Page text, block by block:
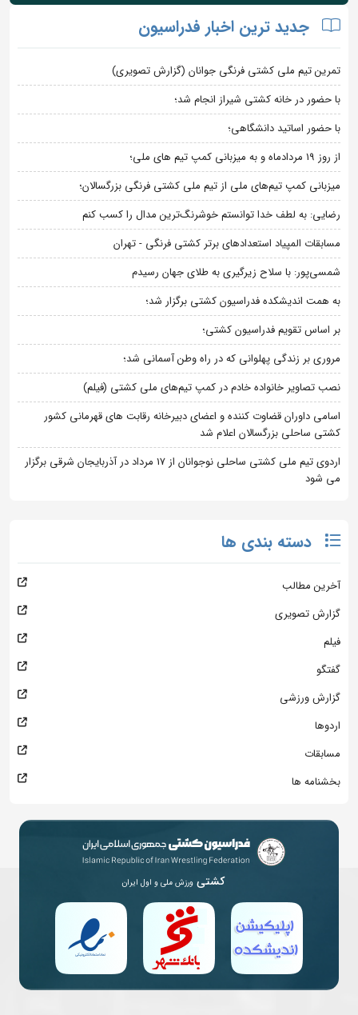
جدید ترین اخبار فدراسیون
تمرین تیم ملی کشتی فرنگی جوانان (گزارش تصویری)
با حضور در خانه کشتی شیراز انجام شد؛
با حضور اساتید دانشگاهی؛
از روز 19 مردادماه و به میزبانی کمپ تیم های ملی؛
میزبانی کمپ تیم‌های ملی از تیم ملی کشتی فرنگی بزرگسالان؛
رضایی: به لطف خدا توانستم خوشرنگ‌ترین مدال را کسب کنم
مسابقات المپیاد استعدادهای برتر کشتی فرنگی - تهران
شمسی‌پور: با سلاح زیرگیری به طلای جهان رسیدم
به همت اندیشکده فدراسیون کشتی برگزار شد؛
بر اساس تقویم فدراسیون کشتی؛
مروری بر زندگی پهلوانی که در راه وطن آسمانی شد؛
نصب تصاویر خانواده خادم در کمپ تیم‌های ملی کشتی (فیلم)
اسامی داوران قضاوت کننده و اعضای دبیرخانه رقابت های قهرمانی کشور
کشتی ساحلی بزرگسالان اعلام شد
اردوی تیم ملی کشتی ساحلی نوجوانان از 17 مرداد در آذربایجان شرقی برگزار
می شود
دسته بندی ها
آخرین مطالب
گزارش تصویری
فیلم
گفتگو
گزارش ورزشی
اردوها
مسابقات
بخشنامه ها
کشتی ورزش ملی و اول ایران